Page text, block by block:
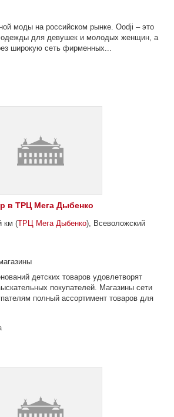
моды на российском рынке. Oodji – это
одежды для девушек и молодых женщин, а
широкую сеть фирменных...
в ТРЦ Мега Дыбенко
км (ТРЦ Мега Дыбенко), Всеволожский
детских товаров удовлетворят
покупателей. Магазины сети
полный ассортимент товаров для